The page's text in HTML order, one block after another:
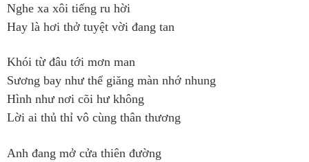
Nghe xa xôi tiếng ru hời
Hay là hơi thở tuyệt vời đang tan
Khói từ đâu tới mơn man
Sương bay như thể giăng màn nhớ nhung
Hình như nơi cõi hư không
Lời ai thủ thỉ vô cùng thân thương
Anh đang mở cửa thiên đường